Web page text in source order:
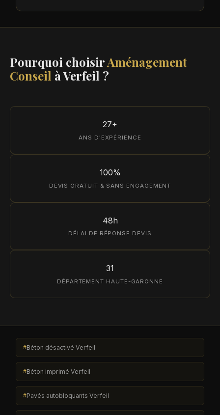
Pourquoi choisirAménagement
Conseil à Verfeil ?
27+
ANS D'EXPÉRIENCE
100%
DEVIS GRATUIT & SANS ENGAGEMENT
48h
DÉLAI DE RÉPONSE DEVIS
31
DÉPARTEMENT HAUTE-GARONNE
Béton désactivé Verfeil
Béton imprimé Verfeil
Pavés autobloquants Verfeil